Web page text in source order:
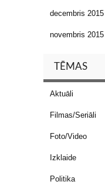
decembris 2015
novembris 2015
TĒMAS
Aktuāli
Filmas/Seriāli
Foto/Video
Izklaide
Politika